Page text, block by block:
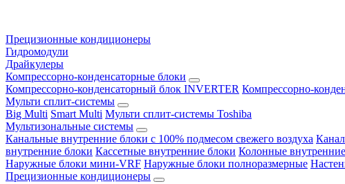
Прецизионные кондиционеры
Гидромодули
Драйкулеры
Компрессорно-конденсаторные блоки
Компрессорно-конденсаторный блок INVERTER Компрессорно-
Мульти сплит-системы
Big Multi Smart Multi Мульти сплит-системы Toshiba
Мультизональные системы
Канальные внутренние блоки с 100% подмесом свежего воздуха
внутренние блоки Кассетные внутренние блоки Колонные
Наружные блоки мини-VRF Наружные блоки полноразмерные
Прецизионные кондиционеры